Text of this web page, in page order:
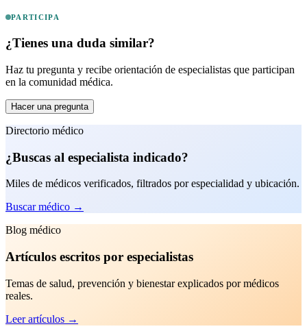
PARTICIPA
¿Tienes una duda similar?
Haz tu pregunta y recibe orientación de especialistas que participan
en la comunidad médica.
Hacer una pregunta
Directorio médico
¿Buscas al especialista indicado?
Miles de médicos verificados, filtrados por especialidad y ubicación.
Buscar médico →
Blog médico
Artículos escritos por especialistas
Temas de salud, prevención y bienestar explicados por médicos
reales.
Leer artículos →